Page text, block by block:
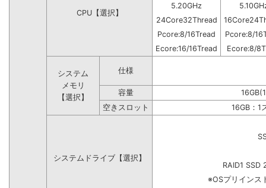
CPU【選択】
5.20GHz
24Core32Thread
Pcore:8/16Tread
Pcore:8/
Ecore:16/16Tread
Ecore:8/
システム
メモリ
【選択】
仕様
容量
空きスロット
16GB：1
システムドライブ【選択】
RAID1 SSD
※OSプリインス